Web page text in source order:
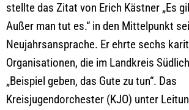
stellte das Zitat von Erich Kästner „Es
Außer man tut es.“ in den Mittelpunkt
Neujahrsansprache. Er ehrte sechs
Organisationen, die im Landkreis
„Beispiel geben, das Gute zu tun“. Das
Kreisjugendorchester (KJO) unter